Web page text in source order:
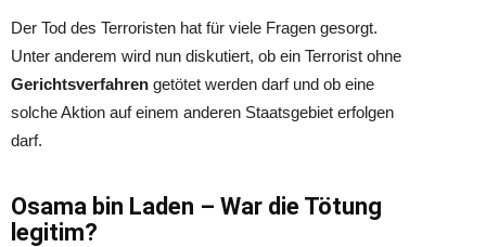
Der Tod des Terroristen hat für viele Fragen gesorgt.
Unter anderem wird nun diskutiert, ob ein Terrorist ohne
Gerichtsverfahren getötet werden darf und ob eine
solche Aktion auf einem anderen Staatsgebiet erfolgen
darf.
Osama bin Laden – War die Tötung
legitim?